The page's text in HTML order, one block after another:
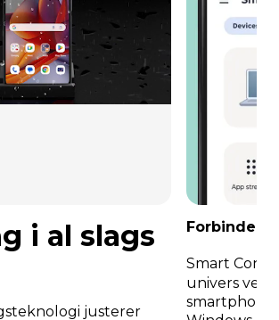
i al slags
justerer
Smart
univers ved